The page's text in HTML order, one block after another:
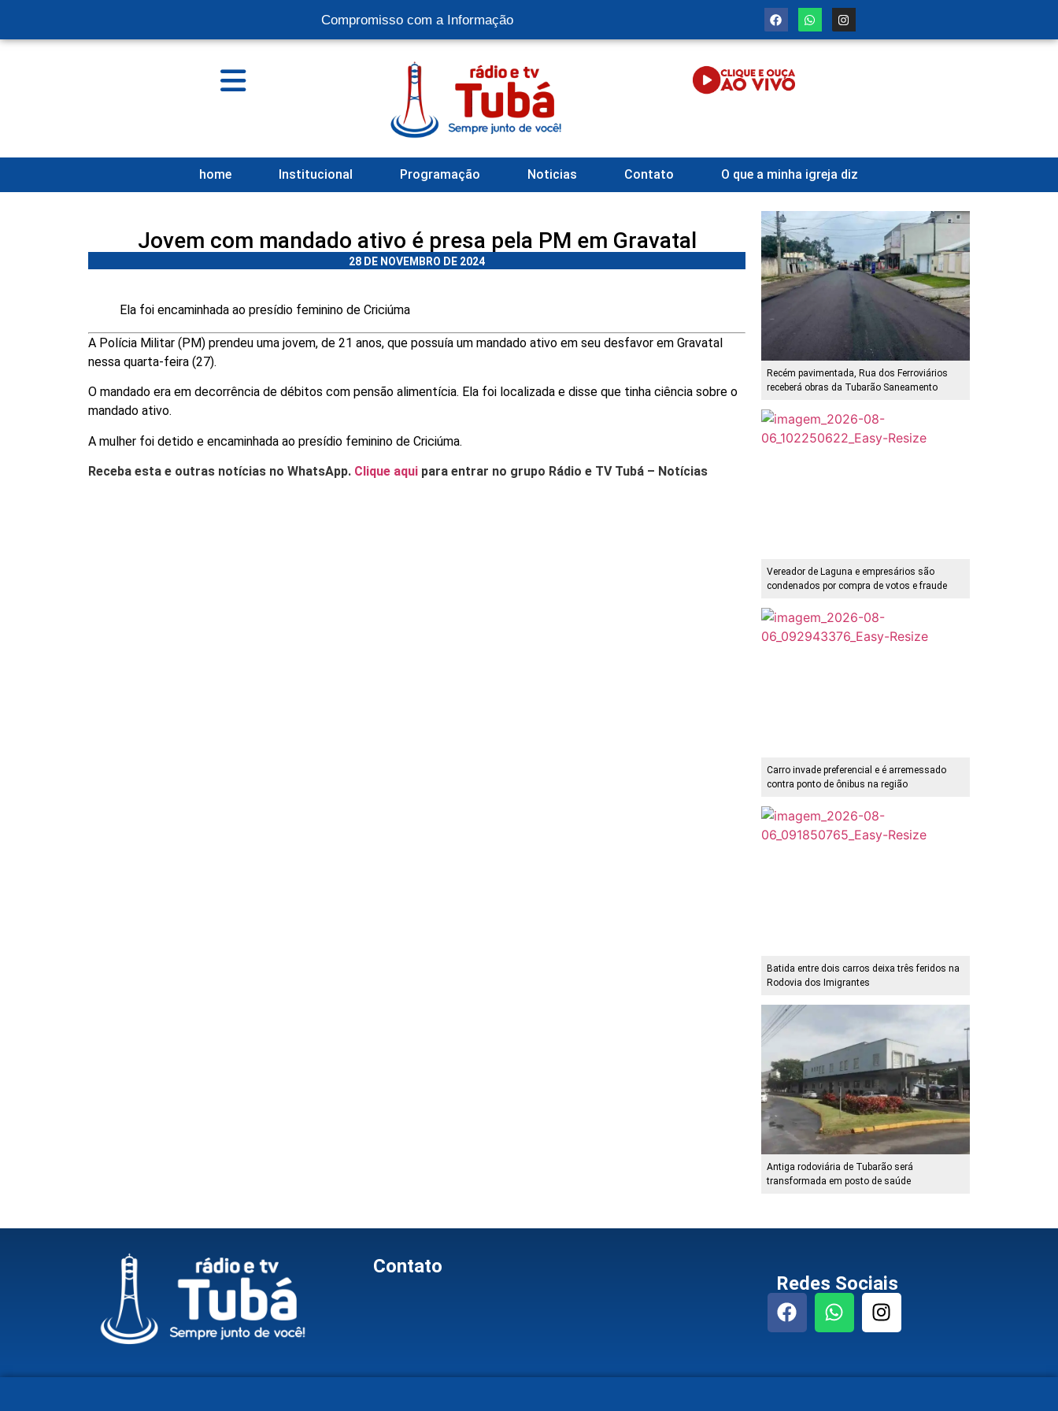
Compromisso com a Informação
home Institucional Programação Noticias Contato O que a minha igreja diz
Jovem com mandado ativo é presa pela PM em Gravatal
28 DE NOVEMBRO DE 2024
Ela foi encaminhada ao presídio feminino de Criciúma
A Polícia Militar (PM) prendeu uma jovem, de 21 anos, que possuía um mandado ativo em seu desfavor em Gravatal
nessa quarta-feira (27).
O mandado era em decorrência de débitos com pensão alimentícia. Ela foi localizada e disse que tinha ciência sobre o
mandado ativo.
A mulher foi detido e encaminhada ao presídio feminino de Criciúma.
Receba esta e outras notícias no WhatsApp. Clique aqui para entrar no grupo Rádio e TV Tubá – Notícias
Recém pavimentada, Rua dos Ferroviários
receberá obras da Tubarão Saneamento
Vereador de Laguna e empresários são
condenados por compra de votos e fraude
Carro invade preferencial e é arremessado
contra ponto de ônibus na região
Batida entre dois carros deixa três feridos na
Rodovia dos Imigrantes
Antiga rodoviária de Tubarão será
transformada em posto de saúde
Contato
Redes Sociais